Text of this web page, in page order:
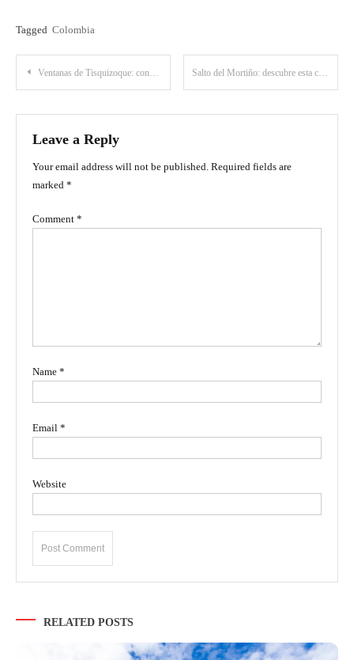
Tagged Colombia
Post
Ventanas de Tisquizoque: conoce una exótica caída de agua en Florián
Leave a Reply
Your email address will not be published. Required fields are
marked *
Comment *
Name *
Email *
Website
RELATED POSTS